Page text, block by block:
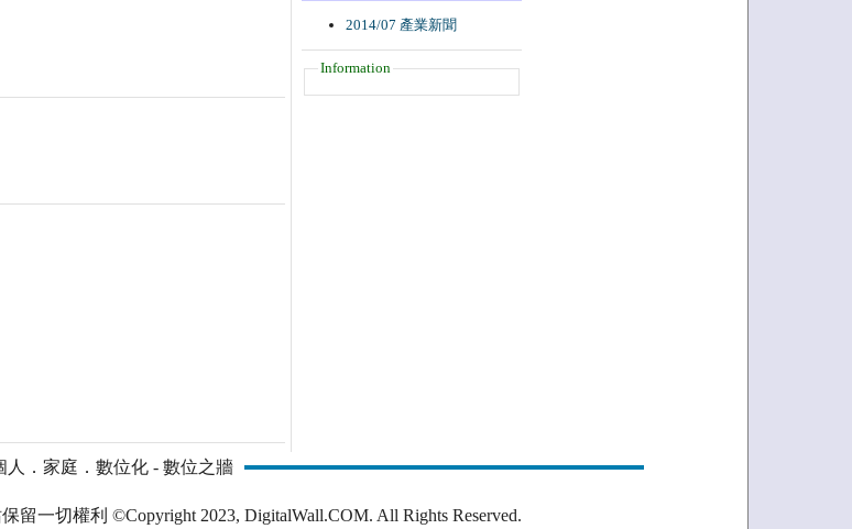
2014/07 產業新聞
Information
人．家庭．數位化 - 數位之牆
一切權利 ©Copyright 2023, DigitalWall.COM. All Rights Reserved.